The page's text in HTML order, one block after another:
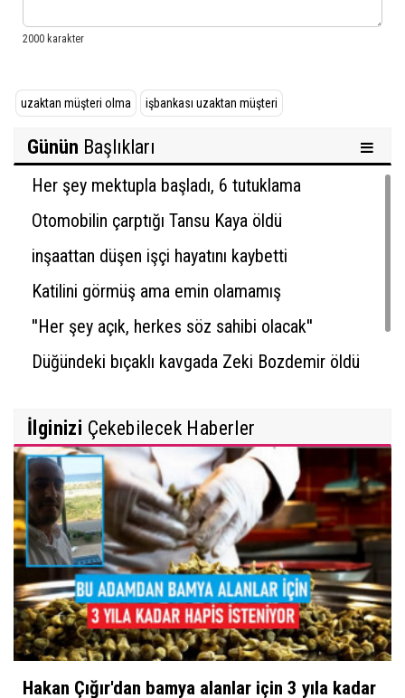
uzaktan müşteri olma işbankası uzaktan müşteri
Günün Başlıkları
Her şey mektupla başladı, 6 tutuklama
Otomobilin çarptığı Tansu Kaya öldü
inşaattan düşen işçi hayatını kaybetti
Katilini görmüş ama emin olamamış
''Her şey açık, herkes söz sahibi olacak''
Düğündeki bıçaklı kavgada Zeki Bozdemir öldü
İlginizi Çekebilecek Haberler
Hakan Çığır'dan bamya alanlar için 3 yıla kadar